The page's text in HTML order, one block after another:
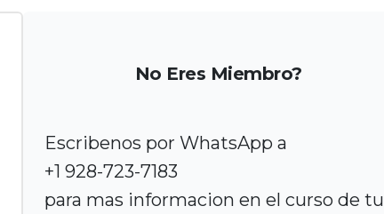
No Eres Miembro?
Escribenos por WhatsApp a
+1 928-723-7183
para mas informacion en el curso de tu